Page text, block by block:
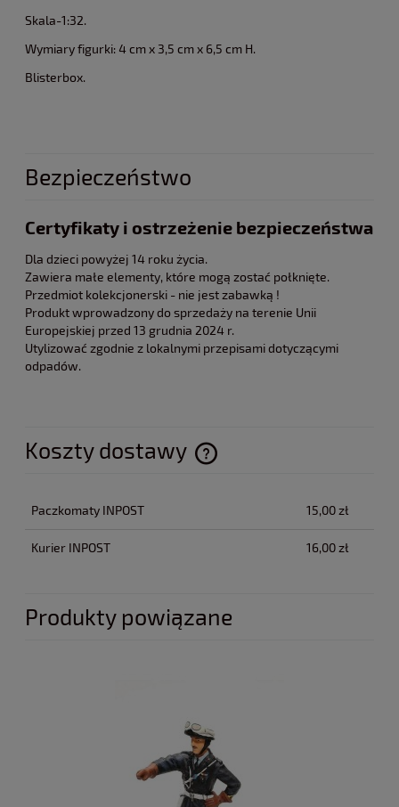
Skala-1:32.
Wymiary figurki: 4 cm x 3,5 cm x 6,5 cm H.
Blisterbox.
Bezpieczeństwo
Certyfikaty i ostrzeżenie bezpieczeństwa
Dla dzieci powyżej 14 roku życia.
Zawiera małe elementy, które mogą zostać połknięte.
Przedmiot kolekcjonerski - nie jest zabawką !
Produkt wprowadzony do sprzedaży na terenie Unii
Europejskiej przed 13 grudnia 2024 r.
Utylizować zgodnie z lokalnymi przepisami dotyczącymi
odpadów.
Koszty dostawy
Cena nie zawiera ewentualnych kosztów płatności
Paczkomaty INPOST 15,00 zł
Kurier INPOST 16,00 zł
Produkty powiązane